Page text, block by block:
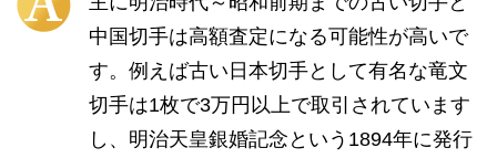
中国切手は高額査定になる可能性が高いで
す。例えば古い日本切手として有名な竜文
切手は1枚で3万円以上で取引されています
し、明治天皇銀婚記念という1894年に発行